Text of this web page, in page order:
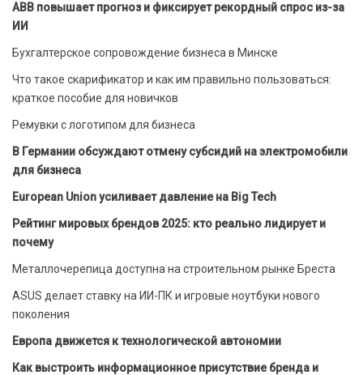
ABB повышает прогноз и фиксирует рекордный спрос из-за
ИИ
Бухгалтерское сопровождение бизнеса в Минске
Что такое скарификатор и как им правильно пользоваться:
краткое пособие для новичков
Ремувки с логотипом для бизнеса
В Германии обсуждают отмену субсидий на электромобили
для бизнеса
European Union усиливает давление на Big Tech
Рейтинг мировых брендов 2025: кто реально лидирует и
почему
Металлочерепица доступна на строительном рынке Бреста
ASUS делает ставку на ИИ-ПК и игровые ноутбуки нового
поколения
Европа движется к технологической автономии
Как выстроить информационное присутствие бренда и